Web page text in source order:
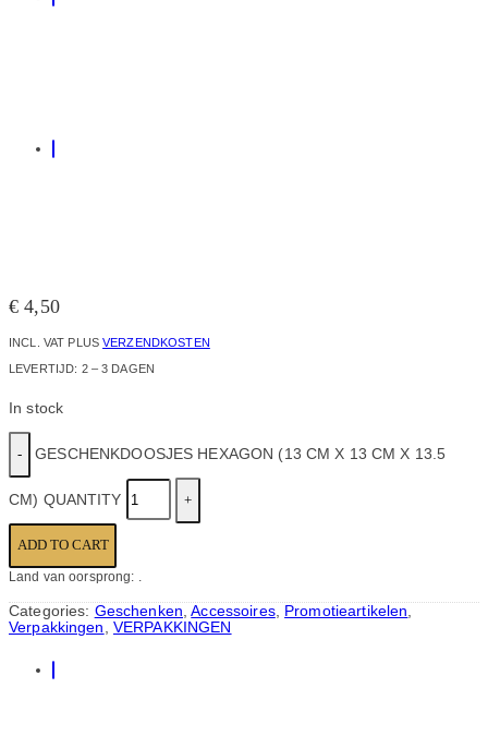
€ 4,50
INCL. VAT PLUSVERZENDKOSTEN
LEVERTIJD: 2 – 3 DAGEN
In stock
GESCHENKDOOSJES HEXAGON (13 CM X 13 CM X 13.5
CM) QUANTITY
ADD TO CART
Land van oorsprong: .
Categories: Geschenken ,Accessoires, Promotieartikelen
Verpakkingen
VERPAKKINGEN